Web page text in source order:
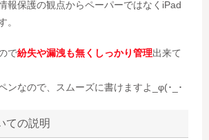
報保護の観点からペーパーではなくiPad
。
で紛失や漏洩も無くしっかり管理出来て
ンなので、スムーズに書けますよ_φ(･_･
ての説明